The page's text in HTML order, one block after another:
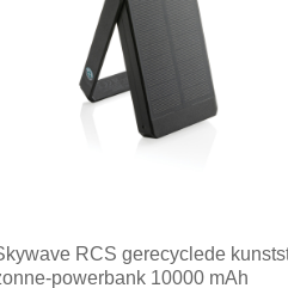
RCS gerecyclede
powerbank 10000 mAh